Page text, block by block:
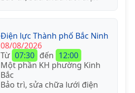
Điện lực Thành phố Bắc Ninh
08/08/2026
Từ 07:30 đến 12:00
Một phần KH phường Kinh
Bắc
Bảo trì, sửa chữa lưới điện